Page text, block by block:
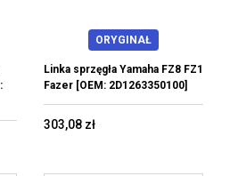
ORYGINAŁ
Linka sprzęgła Yamaha FZ8 FZ1
Fazer [OEM: 2D1263350100]
303,08 zł